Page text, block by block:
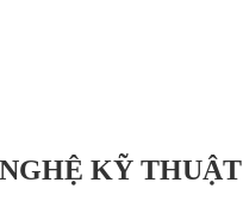
KỸ THUẬT